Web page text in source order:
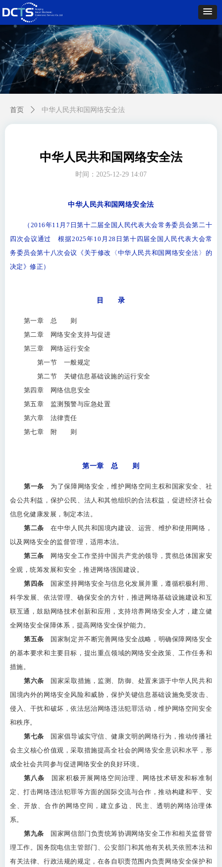
中华人民共和国网络安全法
时间： 2025-12-29 14:07
中华人民共和国网络安全法
（2016年11月7日第十二届全国人民代表大会常务委员会第二十
四次会议通过 根据2025年10月28日第十四届全国人民代表大会常
务委员会第十八次会议《关于修改〈中华人民共和国网络安全法〉的
决定》修正）
目 录
第一章 总 则
第二章 网络安全支持与促进
第三章 网络运行安全
第一节 一般规定
第二节 关键信息基础设施的运行安全
第四章 网络信息安全
第五章 监测预警与应急处置
第六章 法律责任
第七章 附 则
第一章 总 则
第一条 为了保障网络安全，维护网络空间主权和国家安全、社
会公共利益，保护公民、法人和其他组织的合法权益，促进经济社会
信息化健康发展，制定本法。
第二条 在中华人民共和国境内建设、运营、维护和使用网络，
以及网络安全的监督管理，适用本法。
第三条 网络安全工作坚持中国共产党的领导，贯彻总体国家安
全观，统筹发展和安全，推进网络强国建设。
第四条 国家坚持网络安全与信息化发展并重，遵循积极利用、
科学发展、依法管理、确保安全的方针，推进网络基础设施建设和互
联互通，鼓励网络技术创新和应用，支持培养网络安全人才，建立健
全网络安全保障体系，提高网络安全保护能力。
第五条 国家制定并不断完善网络安全战略，明确保障网络安全
的基本要求和主要目标，提出重点领域的网络安全政策、工作任务和
措施。
第六条 国家采取措施，监测、防御、处置来源于中华人民共和
国境内外的网络安全风险和威胁，保护关键信息基础设施免受攻击、
侵入、干扰和破坏，依法惩治网络违法犯罪活动，维护网络空间安全
和秩序。
第七条 国家倡导诚实守信、健康文明的网络行为，推动传播社
会主义核心价值观，采取措施提高全社会的网络安全意识和水平，形
成全社会共同参与促进网络安全的良好环境。
第八条 国家积极开展网络空间治理、网络技术研发和标准制
定、打击网络违法犯罪等方面的国际交流与合作，推动构建和平、安
全、开放、合作的网络空间，建立多边、民主、透明的网络治理体
系。
第九条 国家网信部门负责统筹协调网络安全工作和相关监督管
理工作。国务院电信主管部门、公安部门和其他有关机关依照本法和
有关法律、行政法规的规定，在各自职责范围内负责网络安全保护和
首页 ꄲ 中华人民共和国网络安全法